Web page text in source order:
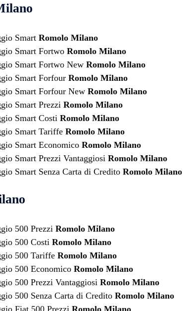
Smart Romolo Milano
Smart Fortwo Romolo Milano
Smart Fortwo New Romolo Milano
Smart Forfour Romolo Milano
Smart Forfour New Romolo Milano
Smart Prezzi Romolo Milano
Smart Costi Romolo Milano
Smart Tariffe Romolo Milano
Smart Economico Romolo Milano
Smart Prezzi Vantaggiosi Romolo Milano
Smart Senza Carta di Credito Romolo Milano
500 Prezzi Romolo Milano
500 Costi Romolo Milano
500 Tariffe Romolo Milano
500 Economico Romolo Milano
500 Prezzi Vantaggiosi Romolo Milano
500 Senza Carta di Credito Romolo Milano
Fiat 500 Prezzi Romolo Milano